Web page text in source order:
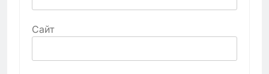
Сайт